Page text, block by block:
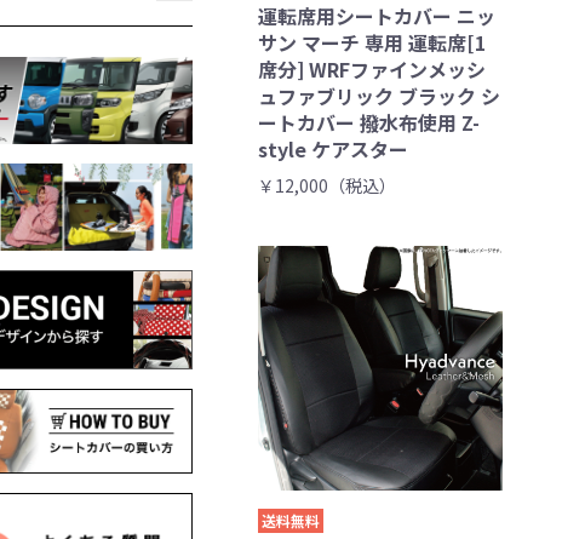
運転席用シートカバー ニッ
サン マーチ 専用 運転席[1
席分] WRFファインメッシ
ュファブリック ブラック シ
ートカバー 撥水布使用 Z-
style ケアスター
￥12,000（税込）
送料無料